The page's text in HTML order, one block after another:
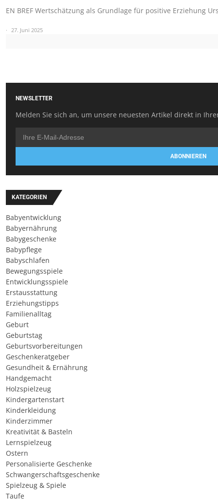
EN BREF Wertschätzung als Grundlage für positive Erziehung
27. Juni 2025
NEWSLETTER
Melden Sie sich an, um unsere neuesten Artikel direkt in
ABONNIEREN
KATEGORIEN
Babyentwicklung
Babyernährung
Babygeschenke
Babypflege
Babyschlafen
Bewegungsspiele
Entwicklungsspiele
Erstausstattung
Erziehungstipps
Familienalltag
Geburt
Geburtstag
Geburtsvorbereitungen
Geschenkeratgeber
Gesundheit & Ernährung
Handgemacht
Holzspielzeug
Kindergartenstart
Kinderkleidung
Kinderzimmer
Kreativität & Basteln
Lernspielzeug
Ostern
Personalisierte Geschenke
Schwangerschaftsgeschenke
Spielzeug & Spiele
Taufe